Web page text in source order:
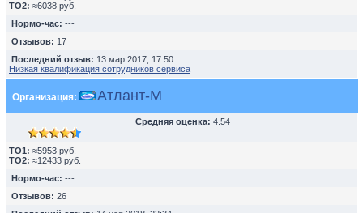
TO2: ≈6038 руб.
Нормо-час: ---
Отзывов: 17
Последний отзыв: 13 мар 2017, 17:50
Низкая квалификация сотрудников сервиса
Организация: Атлант-М
Средняя оценка: 4.54
TO1: ≈5953 руб.
TO2: ≈12433 руб.
Нормо-час: ---
Отзывов: 26